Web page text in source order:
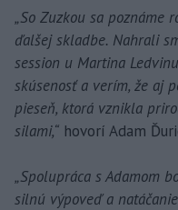
„So Zuzkou sa poznáme
ďalšej skladbe. Nahrali
session u Martina
skúsenosť a verím, že aj
pieseň, ktorá vznikla
silami,“ hovorí Adam
„Spolupráca s Adamom
silnú výpoveď a